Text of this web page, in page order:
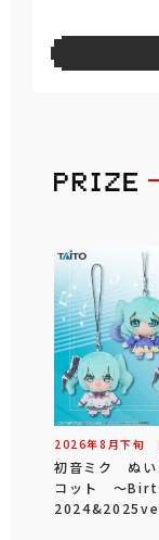
2026年8 月下旬
初音ミク ぬい
コット ～